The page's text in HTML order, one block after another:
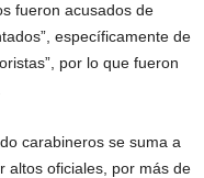
fueron acusados de
específicamente de
por lo que fueron
carabineros se suma a
altos oficiales, por más de